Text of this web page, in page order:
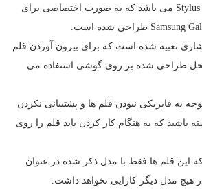
این قلم از نوع اس پن یا Stylus می باشد که به صورت اختصاصی برای
تعبیه شده است که برای بیرون آوردن قلم
محل طراحی شده بر روی گوشی استفاده می
به فابریکی نبودن قلم ها و پشتیبانی نکردن
باشید که به هنگام کار کردن باید قلم را روی
این قلم ها فقط با مدل ذکر شده در عنوان
هیچ مدل دیگر کارایی نخواهد داشت.